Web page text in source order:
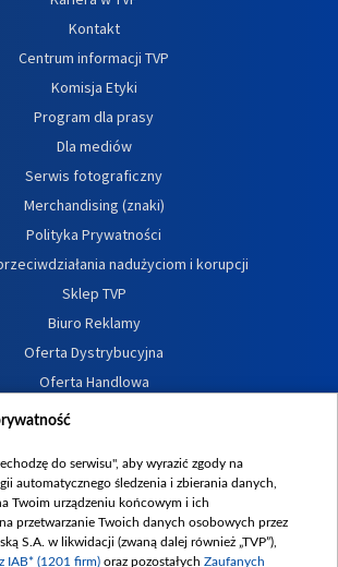
Kontakt
Centrum informacji TVP
Komisja Etyki
Program dla prasy
Dla mediów
Serwis fotograficzny
Merchandising (znaki)
Polityka Prywatności
nadużyciom i korupcji
Sklep TVP
Biuro Reklamy
Oferta Dystrybucyjna
Oferta Handlowa
Dostępność
zgłoszeń wewnętrznych
do serwisu", aby wyrazić zgody na
automatycznego śledzenia i zbierania danych,
Twoim urządzeniu końcowym i ich
przetwarzanie Twoich danych osobowych przez
S.A. w likwidacji (zwaną dalej również „TVP”),
IAB* (1201 firm) oraz pozostałych Zaufanych